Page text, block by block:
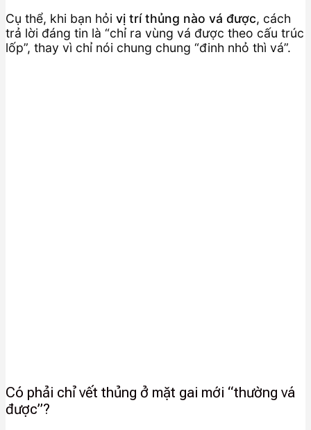
Cụ thể, khi bạn hỏi vị trí thủng nào vá được, cách
trả lời đáng tin là “chỉ ra vùng vá được theo cấu trúc
lốp”, thay vì chỉ nói chung chung “đinh nhỏ thì vá”.
Có phải chỉ vết thủng ở mặt gai mới “thường vá
được”?